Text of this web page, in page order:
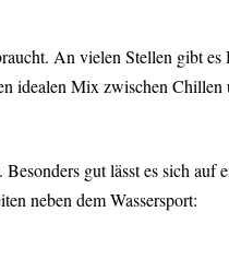
An vielen Stellen gibt
idealen Mix zwischen
gut lässt es sich auf
neben dem Wassersport: